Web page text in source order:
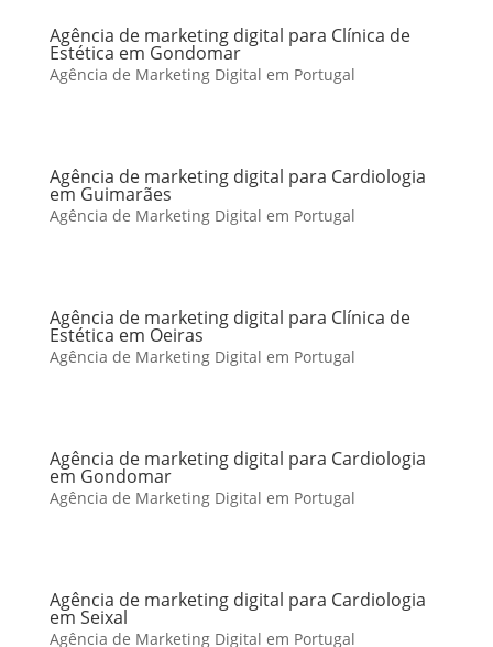
Agência de marketing digital para Clínica de
Estética em Gondomar
Agência de Marketing Digital em Portugal
Agência de marketing digital para Cardiologia
em Guimarães
Agência de Marketing Digital em Portugal
Agência de marketing digital para Clínica de
Estética em Oeiras
Agência de Marketing Digital em Portugal
Agência de marketing digital para Cardiologia
em Gondomar
Agência de Marketing Digital em Portugal
Agência de marketing digital para Cardiologia
em Seixal
Agência de Marketing Digital em Portugal